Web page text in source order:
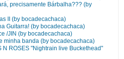
precisamente Bárbalha??? (by
II (by bocadecachaca)
Guitarra! (by bocadecachaca)
/JIN (by bocadecachaca)
minha banda (by bocadecachaca)
N ROSES "Nightrain live Buckethead"